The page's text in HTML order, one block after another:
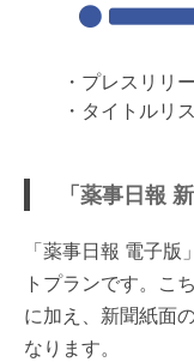
・プレスリリ
・タイトルリ
「薬事日報
「薬事日報 電子
トプランです。こ
に加え、新聞紙面
なります。